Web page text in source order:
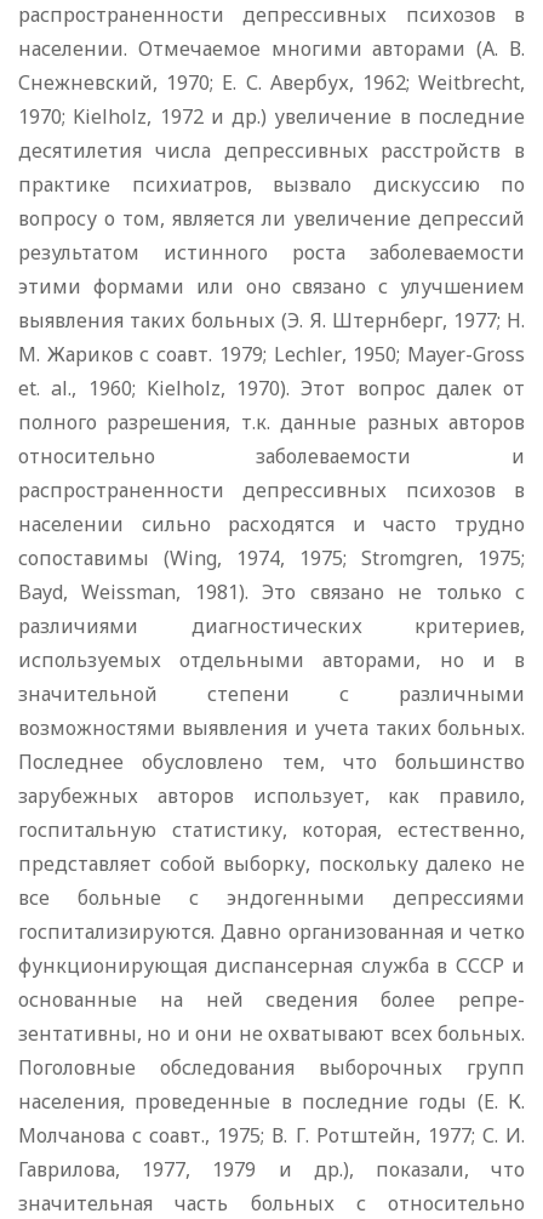
распространенности депрессивных психозов в
населении. Отмечаемое многими авторами (А. В.
Снежневский, 1970; Е. С. Авербух, 1962; Weitbrecht,
1970; Kielholz, 1972 и др.) увеличение в последние
десятилетия числа де­прессивных расстройств в
практике психиатров, вызвало дис­куссию по
вопросу о том, является ли увеличение депрессий
результатом истинного роста заболеваемости
этими формами или оно связано с улучшением
выявления таких больных (Э. Я. Штернберг, 1977; Н.
М. Жариков с соавт. 1979; Lechler, 1950; Mayer-Gross
et.al., 1960; Kielholz, 1970). Этот вопрос далек от
полного разрешения, т.к. данные разных авторов
относительно заболеваемости и
распространенности депрес­сивных психозов в
населении сильно расходятся и часто трудно
сопоставимы (Wing, 1974, 1975; Stromgren, 1975;
Bayd,Weissman, 1981). Это связано не только с
различиями диа­гностических критериев,
используемых отдельными авторами, но и в
значительной степени с различными
возможностями выявления и учета таких больных.
Последнее обусловлено тем, что большинство
зарубежных авторов использует, как правило,
госпитальную статистику, которая, естественно,
представляет собой выборку, поскольку далеко не
все больные с эндогенными депрессиями
госпитализируются. Давно организованная и четко
функционирующая диспансерная служба в СССР и
основанные на ней сведения более репре­
зентативны, но и они не охватывают всех больных.
Поголов­ные обследования выборочных групп
населения, проведенные в последние годы (Е. К.
Молчанова с соавт., 1975; В. Г. Ротштейн, 1977; С. И.
Гаврилова, 1977, 1979 и др.), показали, что
значительная часть больных с относительно